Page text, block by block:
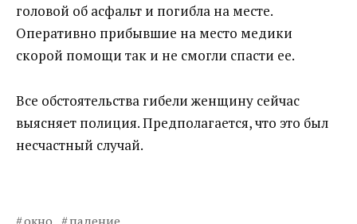
головой об асфальт и погибла на месте.
Оперативно прибывшие на место медики
скорой помощи так и не смогли спасти ее.
Все обстоятельства гибели женщину сейчас
выясняет полиция. Предполагается, что это был
несчастный случай.